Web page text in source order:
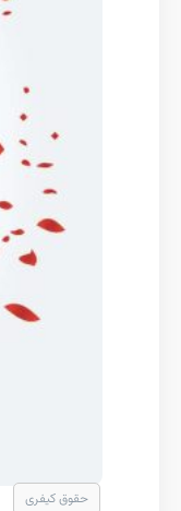
حقوق کیفری